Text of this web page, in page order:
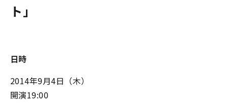
ト」
日時
2014年9月4日（木）
開演19:00